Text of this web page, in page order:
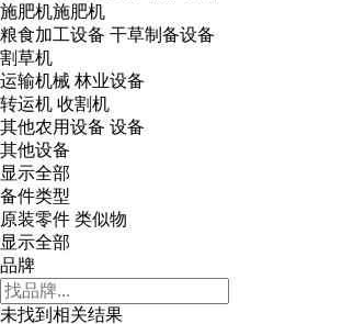
施肥机施肥机
粮食加工设备 干草制备设备
割草机
运输机械 林业设备
转运机 收割机
其他农用设备 设备
其他设备
显示全部
备件类型
原装零件 类似物
显示全部
品牌
未找到相关结果